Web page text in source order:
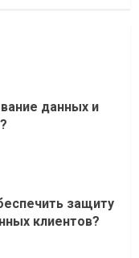
данных и
защиту
клиентов?